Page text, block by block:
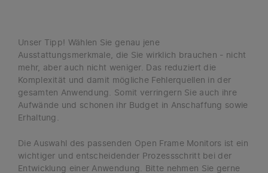
Unser Tipp! Wählen Sie genau jene
Ausstattungsmerkmale, die Sie wirklich brauchen - nicht
mehr, aber auch nicht weniger. Das reduziert die
Komplexität und damit mögliche Fehlerquellen in der
gesamten Anwendung. Somit verringern Sie auch ihre
Aufwände und schonen ihr Budget in Anschaffung sowie
Erhaltung.
Die Auswahl des passenden Open Frame Monitors ist ein
wichtiger und entscheidender Prozessschritt bei der
Entwicklung einer Anwendung. Bitte nehmen Sie gerne